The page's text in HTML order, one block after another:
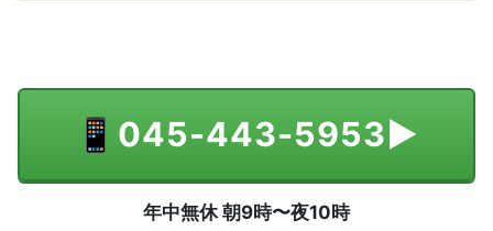
📱 045-443-5953▶
年中無休 朝9時〜夜10時